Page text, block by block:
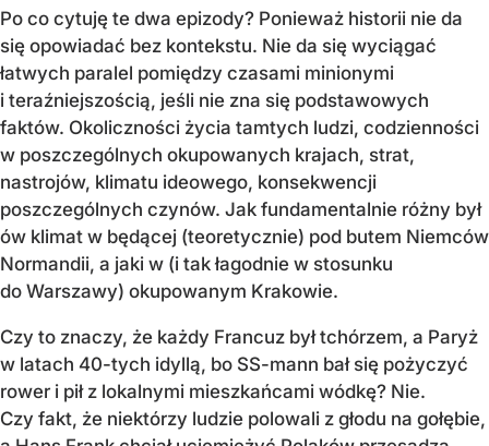
Po co cytuję te dwa epizody? Ponieważ historii nie da
się opowiadać bez kontekstu. Nie da się wyciągać
łatwych paralel pomiędzy czasami minionymi
i teraźniejszością, jeśli nie zna się podstawowych
faktów. Okoliczności życia tamtych ludzi, codzienności
w poszczególnych okupowanych krajach, strat,
nastrojów, klimatu ideowego, konsekwencji
poszczególnych czynów. Jak fundamentalnie różny był
ów klimat w będącej (teoretycznie) pod butem Niemców
Normandii, a jaki w (i tak łagodnie w stosunku
do Warszawy) okupowanym Krakowie.
Czy to znaczy, że każdy Francuz był tchórzem, a Paryż
w latach 40-tych idyllą, bo SS-mann bał się pożyczyć
rower i pił z lokalnymi mieszkańcami wódkę? Nie.
Czy fakt, że niektórzy ludzie polowali z głodu na gołębie,